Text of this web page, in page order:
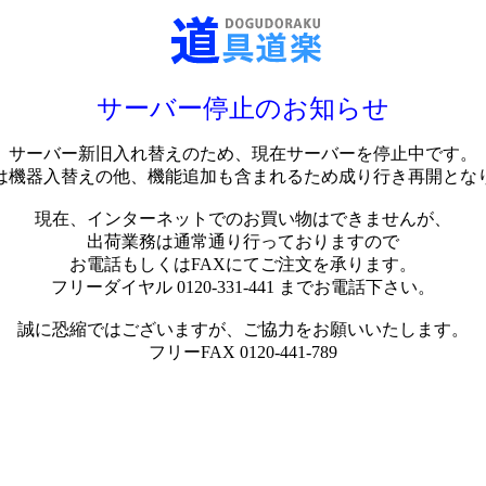
サーバー停止のお知らせ
サーバー新旧入れ替えのため、現在サーバーを停止中です。
機器入替えの他、機能追加も含まれるため成り行き再開とな
現在、インターネットでのお買い物はできませんが、
出荷業務は通常通り行っておりますので
お電話もしくはFAXにてご注文を承ります。
フリーダイヤル 0120-331-441 までお電話下さい。
誠に恐縮ではございますが、ご協力をお願いいたします。
フリーFAX 0120-441-789